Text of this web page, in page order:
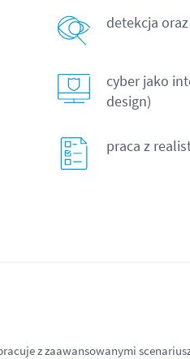
detekcja
cyber jako
design)
praca z
z zaawansowanymi